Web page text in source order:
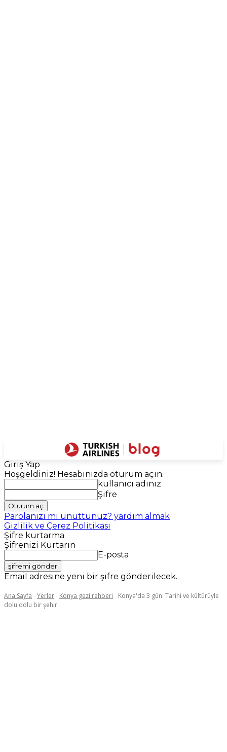
Giriş Yap
Hoşgeldiniz! Hesabınızda oturum açın.
kullanıcı adınız
Şifre
Parolanızı mı unuttunuz? yardım almak
Gizlilik ve Çerez Politikası
Şifre kurtarma
Şifrenizi Kurtarın
E-posta
Email adresine yeni bir şifre gönderilecek.
Ana Sayfa Yerler Konya gezi rehberi
Konya'da 3 gün: Tarihi ve kültürüyle
dolu dolu bir şehir